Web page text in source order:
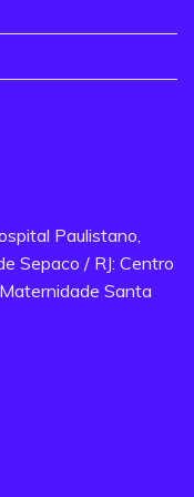
Paulistano,
Sepaco / RJ: Centro
Santa